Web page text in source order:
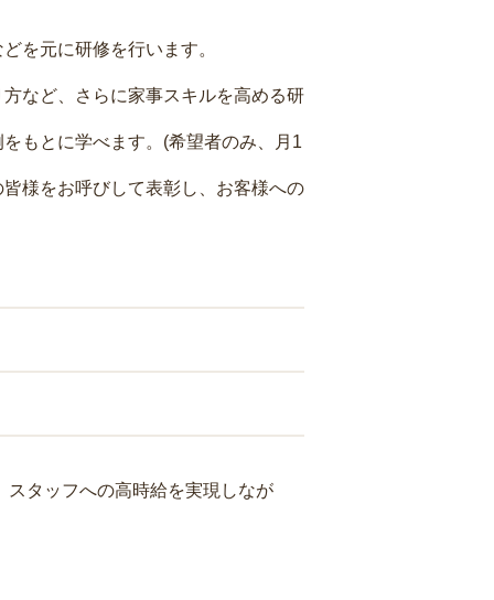
を元に研修を行います。
など、さらに家事スキルを高める研
もとに学べます。(希望者のみ、月1
様をお呼びして表彰し、お客様への
タッフへの高時給を実現しなが